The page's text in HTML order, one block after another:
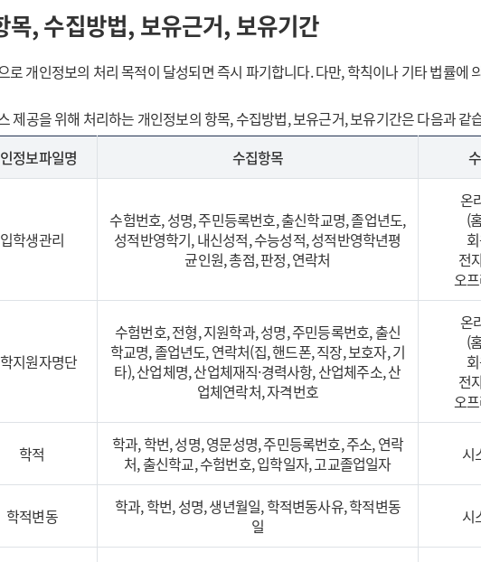
목, 수집방법, 보유근거, 보유기간
로 개인정보의 처리 목적이 달성되면 즉시 파기합니다. 다만, 학칙이나 기타 법률
제공을 위해 처리하는 개인정보의 항목, 수집방법, 보유근거, 보유기간은 다음과 같
정보파일명 수집항목
입학생관리
수험번호, 성명, 주민등록번호, 출신학교명, 졸업년도,
성적반영학기, 내신성적, 수능성적, 성적반영학년평
균인원, 총점, 판정, 연락처
온
(
전
오
지원자명단
수험번호, 전형, 지원학과, 성명, 주민등록번호, 출신
학교명, 졸업년도, 연락처(집, 핸드폰, 직장, 보호자, 기
타), 산업체명, 산업체재직·경력사항, 산업체주소, 산
업체연락처, 자격번호
온
(
전
오
학적
학과, 학번, 성명, 영문성명, 주민등록번호, 주소, 연락
처, 출신학교, 수험번호, 입학일자, 고교졸업일자
시
학적변동
학과, 학번, 성명, 생년월일, 학적변동사유, 학적변동
일
시